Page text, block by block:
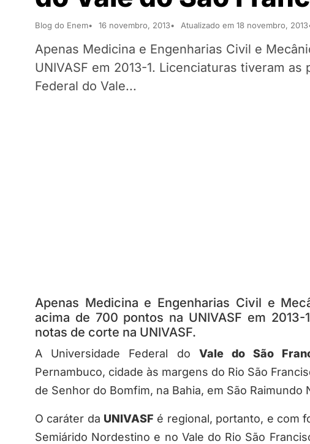
Blog do Enem 16 novembro, 2013 Atualizado em 18 novembro, 2013
Apenas Medicina e Engenharias Civil e
UNIVASF em 2013-1. Licenciaturas tiveram
Federal do Vale...
Apenas Medicina e Engenharias Civil e
acima de 700 pontos na UNIVASF em
notas de corte na UNIVASF.
A Universidade Federal do Vale do São
Pernambuco, cidade às margens do Rio São
de Senhor do Bomfim, na Bahia, em São Raimundo
O caráter da UNIVASF é regional, portanto, e com
Semiárido Nordestino e no Vale do Rio São